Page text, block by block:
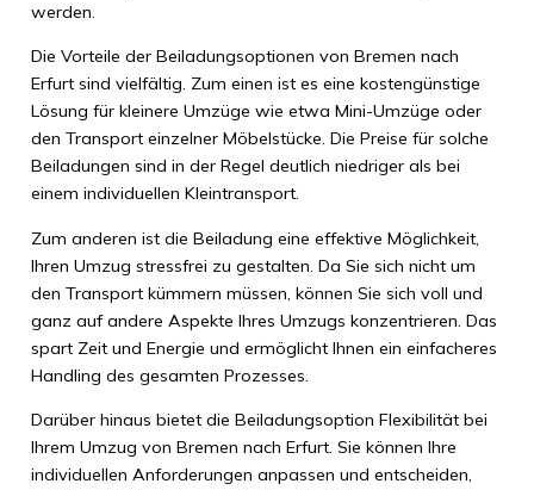
werden.
Die Vorteile der Beiladungsoptionen von Bremen nach
Erfurt sind vielfältig. Zum einen ist es eine kostengünstige
Lösung für kleinere Umzüge wie etwa Mini-Umzüge oder
den Transport einzelner Möbelstücke. Die Preise für solche
Beiladungen sind in der Regel deutlich niedriger als bei
einem individuellen Kleintransport.
Zum anderen ist die Beiladung eine effektive Möglichkeit,
Ihren Umzug stressfrei zu gestalten. Da Sie sich nicht um
den Transport kümmern müssen, können Sie sich voll und
ganz auf andere Aspekte Ihres Umzugs konzentrieren. Das
spart Zeit und Energie und ermöglicht Ihnen ein einfacheres
Handling des gesamten Prozesses.
Darüber hinaus bietet die Beiladungsoption Flexibilität bei
Ihrem Umzug von Bremen nach Erfurt. Sie können Ihre
individuellen Anforderungen anpassen und entscheiden,